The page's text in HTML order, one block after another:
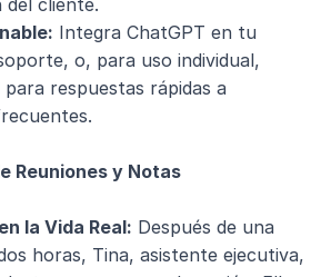
del cliente.
Integra ChatGPT en tu
o, para uso individual,
respuestas rápidas a
Reuniones y Notas
la Vida Real: Después de una
horas, Tina, asistente ejecutiva,